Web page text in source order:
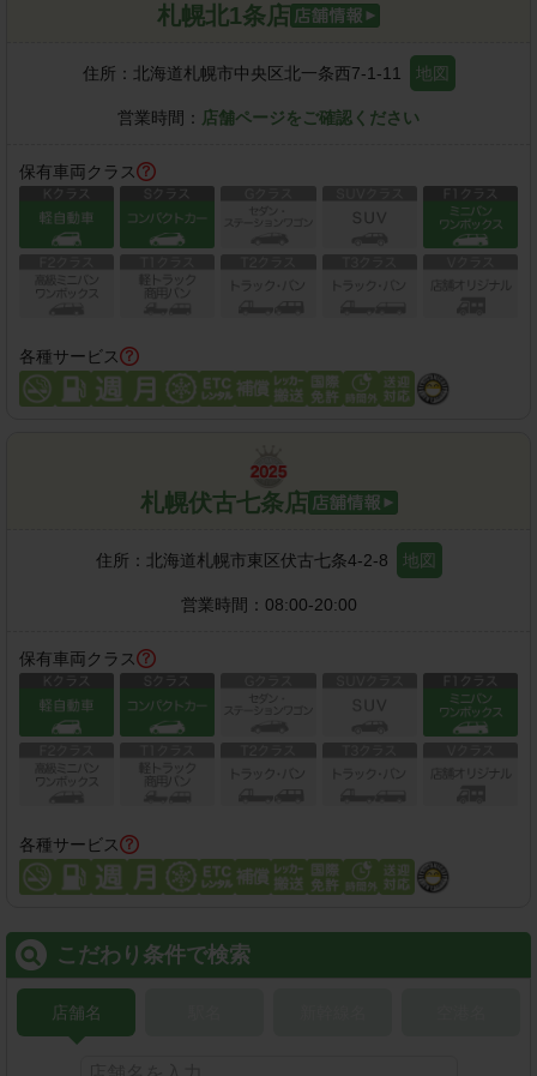
札幌北1条店
住所： 北海道札幌市中央区北一条西7-1-11 地図
営業時間： 店舗ページをご確認ください
保有車両クラス
各種サービス
札幌伏古七条店
住所： 北海道札幌市東区伏古七条4-2-8 地図
営業時間： 08:00-20:00
保有車両クラス
各種サービス
こだわり条件で検索
店舗名